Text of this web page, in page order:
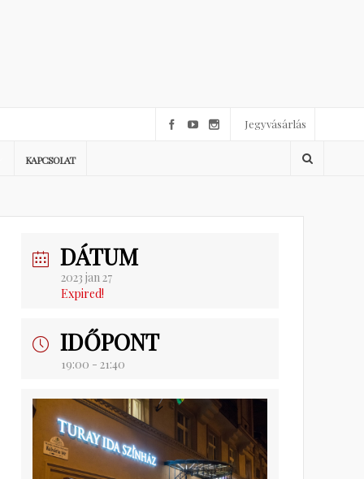
Jegyvásárlás
KAPCSOLAT
DÁTUM
2023 jan 27
Expired!
IDŐPONT
19:00 - 21:40